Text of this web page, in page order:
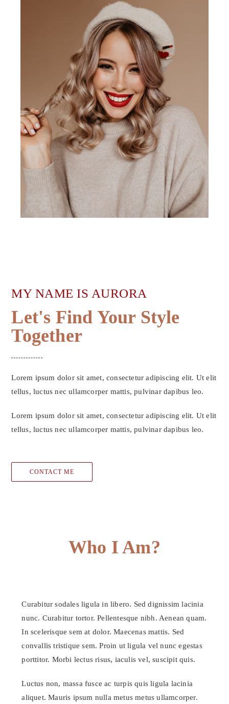
MY NAME IS AURORA
Let's Find Your Style
Together
Lorem ipsum dolor sit amet, consectetur adipiscing elit. Ut elit
tellus, luctus nec ullamcorper mattis, pulvinar dapibus leo.
Lorem ipsum dolor sit amet, consectetur adipiscing elit. Ut elit
tellus, luctus nec ullamcorper mattis, pulvinar dapibus leo.
CONTACT ME
Who I Am?
Curabitur sodales ligula in libero. Sed dignissim lacinia
nunc. Curabitur tortor. Pellentesque nibh. Aenean quam.
In scelerisque sem at dolor. Maecenas mattis. Sed
convallis tristique sem. Proin ut ligula vel nunc egestas
porttitor. Morbi lectus risus, iaculis vel, suscipit quis.
Luctus non, massa fusce ac turpis quis ligula lacinia
aliquet. Mauris ipsum nulla metus metus ullamcorper.